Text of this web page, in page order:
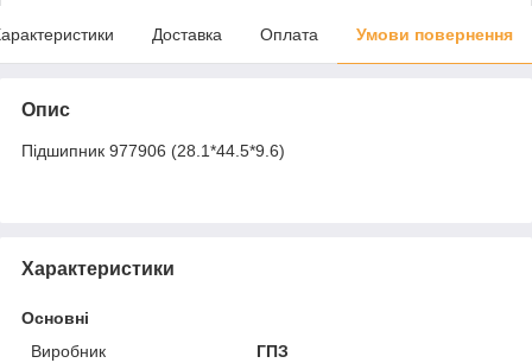
Доставка Оплата Умови повернення
Опис
Підшипник 977906 (28.1*44.5*9.6)
Характеристики
Основні
Виробник
ГПЗ